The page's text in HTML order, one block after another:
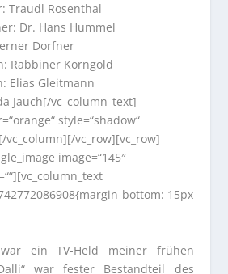
Traudl Rosenthal
Dr. Hans Hummel
Dorfner
Rabbiner Korngold
Elias Gleitmann
Jauch[/vc_column_text]
style=“shadow“
vc_column][/vc_row][vc_row]
image=“145″
bottom: 15px
ein TV-Held meiner frühen
war fester Bestandteil des